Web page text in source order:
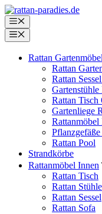
Zum
Inhalt
springen
Menü
Menü
Rattan Gartenmöbel
Rattan
Rattan
Gartenstühle
Rattan Tisch
Gartenliege
Rattanmöbel
Pflanzgefäße
Rattan Pool
Strandkörbe
Rattanmöbel Innen
Rattan Tisch
Rattan Stühle
Rattan Sessel
Rattan Sofa